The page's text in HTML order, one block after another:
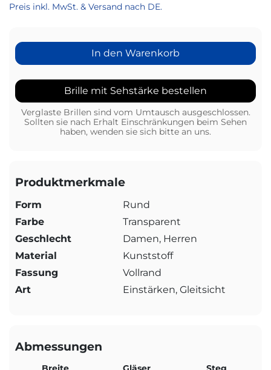
Preis inkl. MwSt. & Versand nach DE.
In den Warenkorb
Brille mit Sehstärke bestellen
Verglaste Brillen sind vom Umtausch ausgeschlossen.
Sollten sie nach Erhalt Einschränkungen beim Sehen
haben, wenden sie sich bitte an uns.
Produktmerkmale
Form
Rund
Farbe
Transparent
Geschlecht
Damen, Herren
Material
Kunststoff
Fassung
Vollrand
Art
Einstärken, Gleitsicht
Abmessungen
Breite Gläser Steg